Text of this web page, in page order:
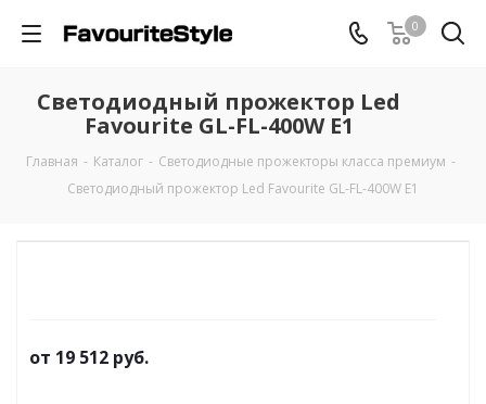
0
Светодиодный прожектор Led
Favourite GL-FL-400W E1
Главная - Каталог - Светодиодные прожекторы класса премиум -
Светодиодный прожектор Led Favourite GL-FL-400W E1
от 19 512 руб.